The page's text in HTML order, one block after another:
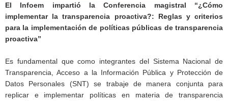
El Infoem impartió la Conferencia magistral “¿Cómo
implementar la transparencia proactiva?: Reglas y criterios
para la implementación de políticas públicas de transparencia
proactiva”
Es fundamental que como integrantes del Sistema Nacional de
Transparencia, Acceso a la Información Pública y Protección de
Datos Personales (SNT) se trabaje de manera conjunta para
replicar e implementar políticas en materia de transparencia